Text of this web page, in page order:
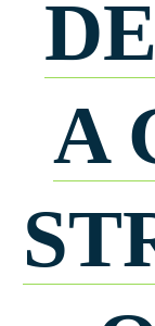
A